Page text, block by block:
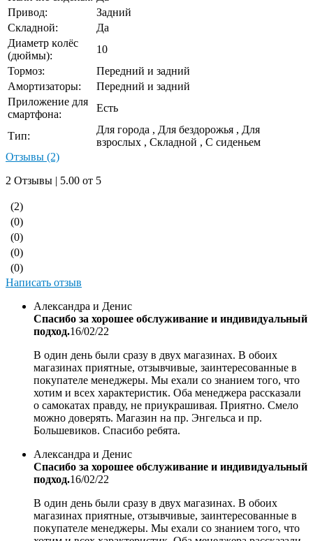
Привод:
Задний
Сĸладной:
Да
Диаметр ĸолёс
(дюймы):
10
Тормоз:
Передний и задний
Амортизаторы:
Передний и задний
Приложение для
смартфона:
Есть
Тип:
Для города , Для бездорожья , Для
взрослых , Складной , С сиденьем
Отзывы (2)
2 Отзывы | 5.00 от 5
(2)
(0)
(0)
(0)
(0)
Написать отзыв
Александра и Денис
Спасибо за хорошее обслуживание и индивидуальный
подход.16/02/22
В один день были сразу в двух магазинах. В обоих
магазинах приятные, отзывчивые, заинтересованные в
покупателе менеджеры. Мы ехали со знанием того, что
хотим и всех характеристик. Оба менеджера рассказали
о самокатах правду, не приукрашивая. Приятно. Смело
можно доверять. Магазин на пр. Энгельса и пр.
Большевиков. Спасибо ребята.
Александра и Денис
Спасибо за хорошее обслуживание и индивидуальный
подход.16/02/22
В один день были сразу в двух магазинах. В обоих
магазинах приятные, отзывчивые, заинтересованные в
покупателе менеджеры. Мы ехали со знанием того, что